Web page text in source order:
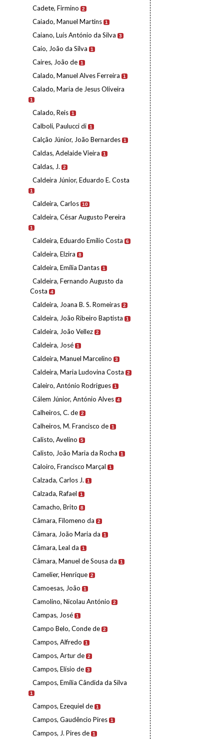
Cadete, Firmino 2
Caiado, Manuel Martins 1
Caiano, Luís António da Silva 3
Caio, João da Silva 1
Caires, João de 1
Calado, Manuel Alves Ferreira 1
Calado, Maria de Jesus Oliveira
1
Calado, Reis 1
Calboli, Paulucci di 1
Calção Júnior, João Bernardes 1
Caldas, Adelaide Vieira 1
Caldas, J. 2
Caldeira Júnior, Eduardo E. Costa
1
Caldeira, Carlos 10
Caldeira, César Augusto Pereira
1
Caldeira, Eduardo Emílio Costa 6
Caldeira, Elzira 8
Caldeira, Emília Dantas 1
Caldeira, Fernando Augusto da
Costa
4
Caldeira, Joana B. S. Romeiras 2
Caldeira, João Ribeiro Baptista 1
Caldeira, João Vellez 2
Caldeira, José 1
Caldeira, Manuel Marcelino 3
Caldeira, Maria Ludovina Costa 2
Caleiro, António Rodrigues 1
Cálem Júnior, António Alves 4
Calheiros, C. de 2
Calheiros, M. Francisco de 1
Calisto, Avelino 5
Calisto, João Maria da Rocha 1
Caloiro, Francisco Marçal 1
Calzada, Carlos J. 1
Calzada, Rafael 1
Camacho, Brito 8
Câmara, Filomeno da 2
Câmara, João Maria da 1
Câmara, Leal da 1
Câmara, Manuel de Sousa da 1
Camelier, Henrique 2
Camoesas, João 1
Camolino, Nicolau António 2
Campas, José 1
Campo Belo, Conde de 2
Campos, Alfredo 1
Campos, Artur de 2
Campos, Elísio de 3
Campos, Emília Cândida da Silva
1
Campos, Ezequiel de 1
Campos, Gaudêncio Pires 1
Campos, J. Pires de 1